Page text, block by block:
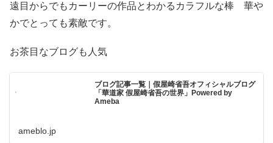
遠目からでもカーリーの作品とわかるカラフルな棒 華や
かでとっても素敵です。
お茶目なブログも人気
ブログ記事一覧｜假屋崎省吾オフィシャルブログ
「華道家 假屋崎省吾の世界」Powered by
Ameba
ameblo.jp